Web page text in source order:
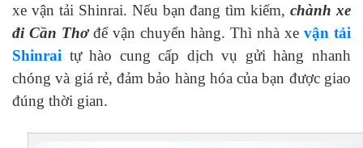
xe vận tải Shinrai. Nếu bạn đang tìm kiếm,chành xe
đi Cần Thơđể vận chuyển hàng. Thì nhà xe vận tải
Shinrai tự hào cung cấp dịch vụ gửi hàng nhanh
chóng và giá rẻ, đảm bảo hàng hóa của bạn được giao
đúng thời gian.